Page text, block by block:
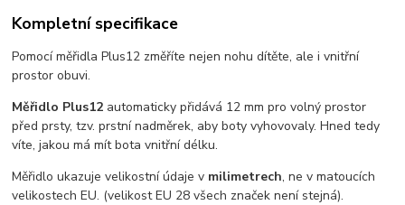
Kompletní specifikace
Pomocí měřidla Plus12 změříte nejen nohu dítěte, ale i vnitřní
prostor obuvi.
Měřidlo Plus12 automaticky přidává 12 mm pro volný prostor
před prsty, tzv. prstní nadměrek, aby boty vyhovovaly. Hned tedy
víte, jakou má mít bota vnitřní délku.
Měřidlo ukazuje velikostní údaje v milimetrech, ne v matoucích
velikostech EU. (velikost EU 28 všech značek není stejná).